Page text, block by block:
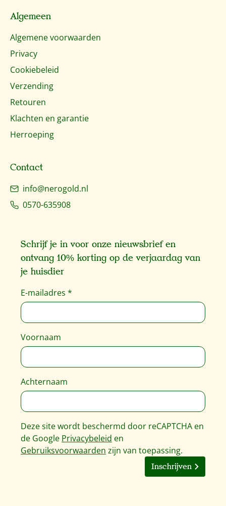
Algemeen
Algemene voorwaarden
Privacy
Cookiebeleid
Verzending
Retouren
Klachten en garantie
Herroeping
Contact
info@nerogold.nl
0570-635908
Schrijf je in voor onze nieuwsbrief en
ontvang 10% korting op de verjaardag van
je huisdier
E-mailadres *
Voornaam
Achternaam
Deze site wordt beschermd door reCAPTCHA en
de Google Privacybeleid en
Gebruiksvoorwaarden zijn van toepassing.
Inschrijven